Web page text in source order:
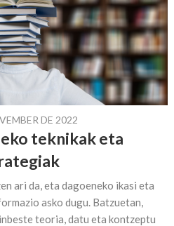
DE 2022
teknikak eta
ari da, eta dagoeneko ikasi eta
asko dugu. Batzuetan,
teoria, datu eta kontzeptu